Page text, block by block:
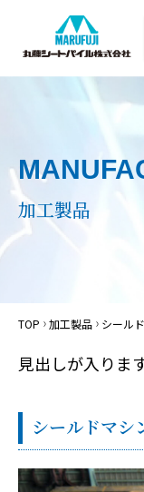
加工製品
TOP 加工製品 シール
見出しが入りま
シールドマシ